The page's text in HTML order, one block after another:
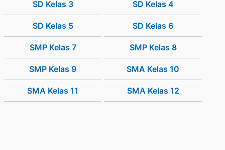
SD Kelas 3 SD Kelas 4
SD Kelas 5 SD Kelas 6
SMP Kelas 7 SMP Kelas 8
SMP Kelas 9 SMA Kelas 10
SMA Kelas 11 SMA Kelas 12